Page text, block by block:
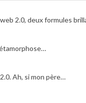
2.0, deux formules
Ah, si mon père…